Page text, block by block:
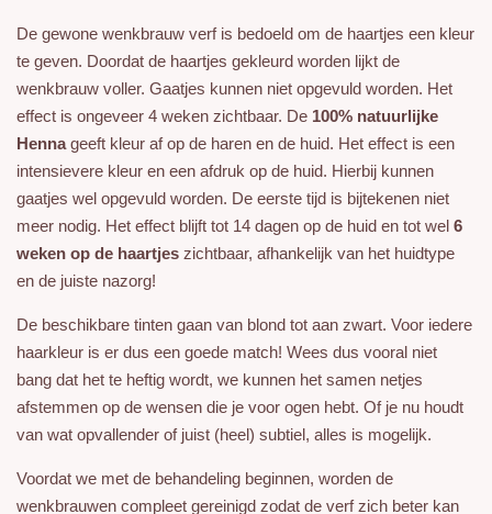
De gewone wenkbrauw verf is bedoeld om de haartjes een kleur
te geven. Doordat de haartjes gekleurd worden lijkt de
wenkbrauw voller. Gaatjes kunnen niet opgevuld worden. Het
effect is ongeveer 4 weken zichtbaar. De 100% natuurlijke
Hennageeft kleur af op de haren en de huid. Het effect is een
intensievere kleur en een afdruk op de huid. Hierbij kunnen
gaatjes wel opgevuld worden. De eerste tijd is bijtekenen niet
meer nodig. Het effect blijft tot 14 dagen op de huid en tot wel 6
weken op de haartjes zichtbaar, afhankelijk van het huidtype
en de juiste nazorg!
De beschikbare tinten gaan van blond tot aan zwart. Voor iedere
haarkleur is er dus een goede match! Wees dus vooral niet
bang dat het te heftig wordt, we kunnen het samen netjes
afstemmen op de wensen die je voor ogen hebt. Of je nu houdt
van wat opvallender of juist (heel) subtiel, alles is mogelijk.
Voordat we met de behandeling beginnen, worden de
wenkbrauwen compleet gereinigd zodat de verf zich beter kan